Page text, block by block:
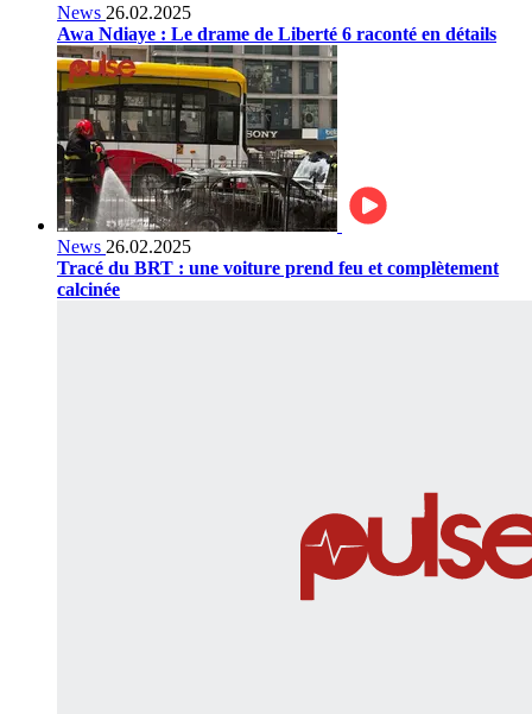
News 26.02.2025
Awa Ndiaye : Le drame de Liberté 6 raconté en détails
News 26.02.2025
Tracé du BRT : une voiture prend feu et complètement
calcinée